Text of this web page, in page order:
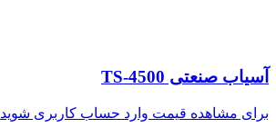
آسیاب صنعتی TS-4500
برای مشاهده قیمت وارد حساب کاربری شوید